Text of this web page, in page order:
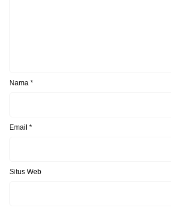
Nama *
Email *
Situs Web